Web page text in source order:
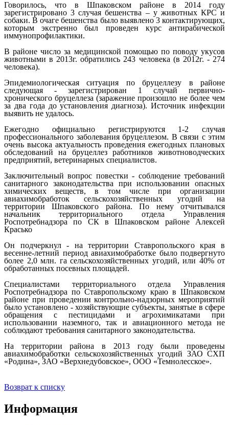
Говорилось, что в Шпаковском районе в 2014 году
зарегистрировано 3 случая бешенства – у животных КРС и
собаки. В очаге бешенства было выявлено 3 контактирующих,
которым экстренно был проведен курс антирабической
иммунопрофи­лактики.
В районе число за медицинской помощью по поводу укусов
животными в 2013г. обратились 243 человека (в 2012г. - 274
человека).
Эпидемиологическая ситуация по бруцеллезу в районе
следующая - зарегистрирован 1 случай первично-
хронического бруцеллеза (заражение произошло не более чем
за два года до установления диагноза). Источник инфекции
выявить не удалось.
Ежегодно официально регистрируются 1-2 случая
профессионального заболевания бруцеллезом. В связи с этим
очень высока актуальность проведения ежегодных плановых
обследований на бруцеллез работников животноводческих
предприятий, ветеринарных специалистов.
Заключительный вопрос повестки - соблюдение требований
санитарного законодательства при использовании опасных
химических веществ, в том числе при организации
авиахимобработок сельскохозяйственных угодий на
территории Шпаковского района. По нему отчитывался
начальник территориального отдела Управления
Роспотребнадзора по СК в Шпаковском районе Алексей
Красько
Он подчеркнул - на территории Ставропольского края в
весенне-летний период авиахимобработке было подвергнуто
более 2,0 млн. га сельскохозяйственных угодий, или 40% от
обработанных посевных площадей.
Специалистами территориального отдела Управления
Роспотребнадзора по Ставропольскому краю в Шпаковском
районе при проведении контрольно-надзорных мероприятий
было установлено - хозяйствующие субъекты, занятые в сфере
обращения с пестицидами и агрохимикатами при
использовании наземного, так и авиационного метода не
соблюдают требования санитарного законодательства.
На территории района в 2013 году были проведены
авиахимобработки сельскохозяйственных угодий ЗАО СХП
«Родина», ЗАО «Верхнедубовское», ООО «Темнолесское».
Возврат к списку
Информация